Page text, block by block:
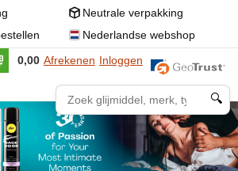
Neutrale verpakking
Nederlandse webshop
0,00 Afrekenen Inloggen
🔍